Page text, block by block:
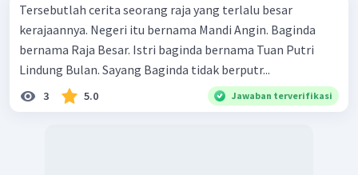
Tersebutlah cerita seorang raja yang terlalu besar
kerajaannya. Negeri itu bernama Mandi Angin. Baginda
bernama Raja Besar. Istri baginda bernama Tuan Putri
Lindung Bulan. Sayang Baginda tidak berputr...
3 5.0 Jawaban terverifikasi